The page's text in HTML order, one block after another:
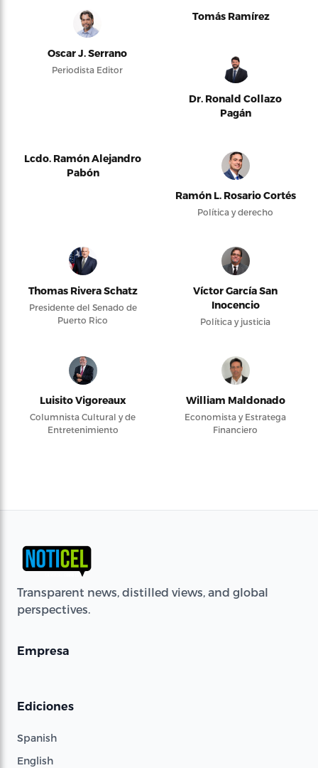
Oscar J. Serrano
Periodista Editor
Tomás Ramírez
Dr. Ronald Collazo
Pagán
Lcdo. Ramón Alejandro
Pabón
Ramón L. Rosario Cortés
Política y derecho
Thomas Rivera Schatz
Presidente del Senado de
Puerto Rico
Víctor García San
Inocencio
Política y justicia
Luisito Vigoreaux
Columnista Cultural y de
Entretenimiento
William Maldonado
Economista y Estratega
Financiero
Transparent news, distilled views, and global
perspectives.
Empresa
Ediciones
Spanish
English